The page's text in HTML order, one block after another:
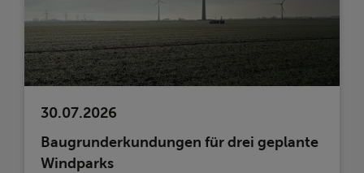
30.07.2026
Baugrunderkundungen für drei geplante
Windparks